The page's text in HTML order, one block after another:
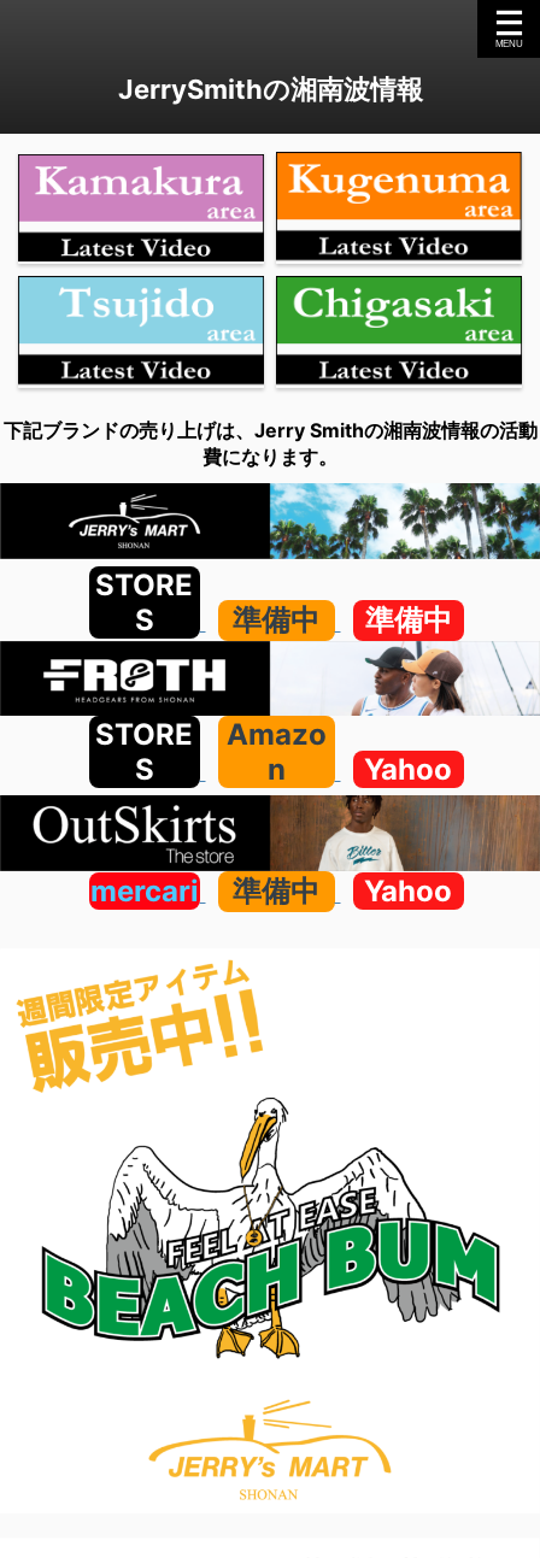
JerrySmithの湘南波情報
下記ブランドの売り上げは、Jerry Smithの湘南波情報の活動
費になります。
STORE
S
準備中 準備中
STORE
S
Amazo
n
Yahoo
mercari 準備中 Yahoo